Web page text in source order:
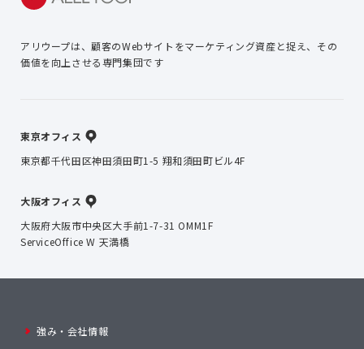
アリウープは、顧客のWebサイトをマーケティング資産と捉え、 その
価値を向上させる専門集団です
東京オフィス
東京都千代田区神田須田町1-5 翔和須田町ビル4F
大阪オフィス
大阪府大阪市中央区大手前1-7-31 OMM1F
ServiceOffice W 天満橋
強み・会社情報